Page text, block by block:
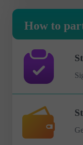
How to